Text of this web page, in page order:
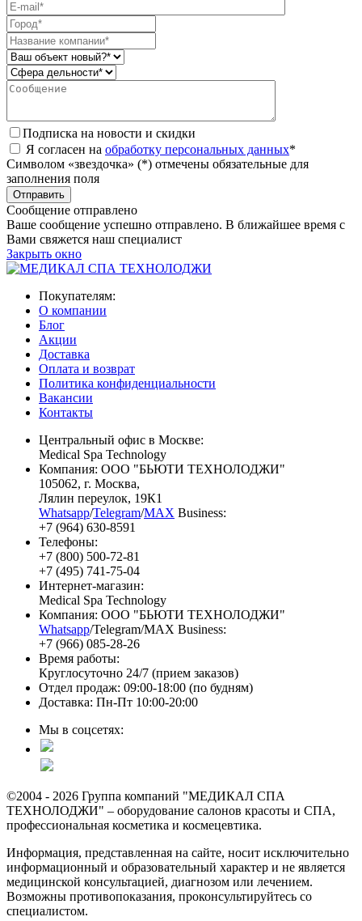
Подписка на новости и скидки
Я согласен на обработку персональных данных*
Символом «звездочка» (*) отмечены обязательные для
заполнения поля
Сообщение отправлено
Ваше сообщение успешно отправлено. В ближайшее время с
Вами свяжется наш специалист
Закрыть окно
Покупателям:
О компании
Блог
Акции
Доставка
Оплата и возврат
Политика конфиденциальности
Вакансии
Контакты
Центральный офис в Москве:
Medical Spa Technology
Компания: ООО "БЬЮТИ ТЕХНОЛОДЖИ"
105062, г. Москва,
Лялин переулок, 19К1
Whatsapp/Telegram/MAX Business:
+7 (964) 630-8591
Телефоны:
+7 (800) 500-72-81
+7 (495) 741-75-04
Интернет-магазин:
Medical Spa Technology
Компания: ООО "БЬЮТИ ТЕХНОЛОДЖИ"
Whatsapp/Telegram/MAX Business:
+7 (966) 085-28-26
Время работы:
Круглосуточно 24/7 (прием заказов)
Отдел продаж: 09:00-18:00 (по будням)
Доставка: Пн-Пт 10:00-20:00
Мы в соцсетях:
©2004 - 2026 Группа компаний "МЕДИКАЛ СПА
ТЕХНОЛОДЖИ" – оборудование салонов красоты и СПА,
профессиональная косметика и космецевтика.
Информация, представленная на сайте, носит исключительно
информационный и образовательный характер и не является
медицинской консультацией, диагнозом или лечением.
Возможны противопоказания, проконсультируйтесь со
специалистом.